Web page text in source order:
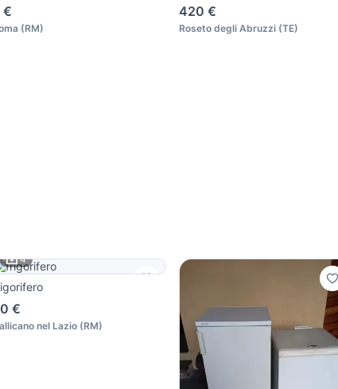
€
(RM)
420 €
Roseto degli Abruzzi(TE)
4
€
nel Lazio (RM)